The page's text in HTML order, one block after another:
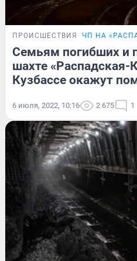
ПРОИСШЕСТВИЯ ЧП НА
Семьям погибших и
шахте «Распадская-
Кузбассе окажут
6 июля, 2022, 10:16 2 675 1